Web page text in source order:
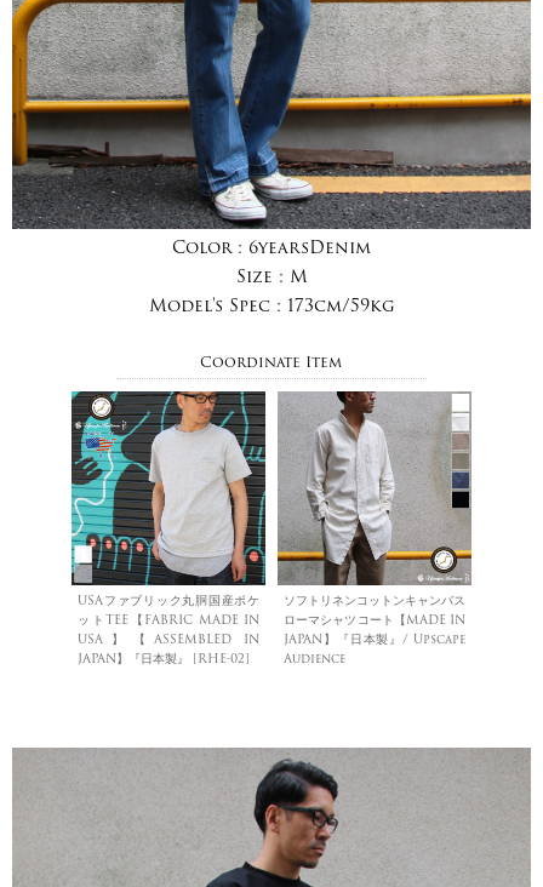
Color : 6yearsDenim
Size : M
Model's Spec : 173cm/59kg
Coordinate Item
USAファブリック丸胴国産ポケ
ットTEE【FABRIC MADE IN
USA】【ASSEMBLED IN
JAPAN】『日本製』 [RHE-02]
ソフトリネンコットンキャンバス
ローマシャツコート【MADE IN
JAPAN】『日本製』/ Upscape
Audience